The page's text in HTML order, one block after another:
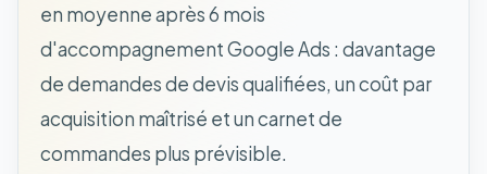
en moyenne après 6 mois
d'accompagnement Google Ads : davantage
de demandes de devis qualifiées, un coût par
acquisition maîtrisé et un carnet de
commandes plus prévisible.